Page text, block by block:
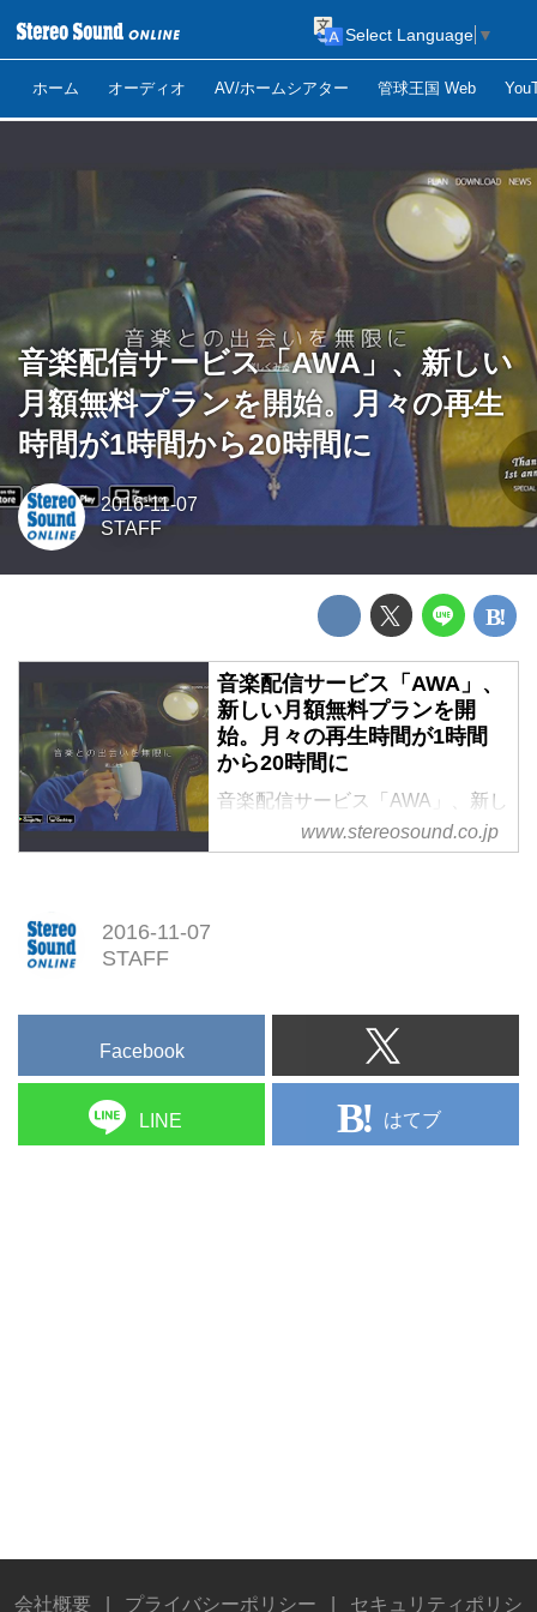
ホーム オーディオ AV/ホームシアター 管球王国 Web
Select Language ▼
音楽配信サービス「AWA」、新しい
月額無料プランを開始。月々の再生
時間が1時間から20時間に
2016-11-07
STAFF
音楽配信サービス「AWA」、
新しい月額無料プランを開
始。月々の再生時間が1時間
から20時間に
音楽配信サービス「AWA」、新し
い月額無料プランを開始。
月々の再生時間が1時間から20時
www.stereosound.co.jp
2016-11-07
STAFF
Facebook
LINE はてブ
会社概要 プライバシーポリシー セキュリティポリシ